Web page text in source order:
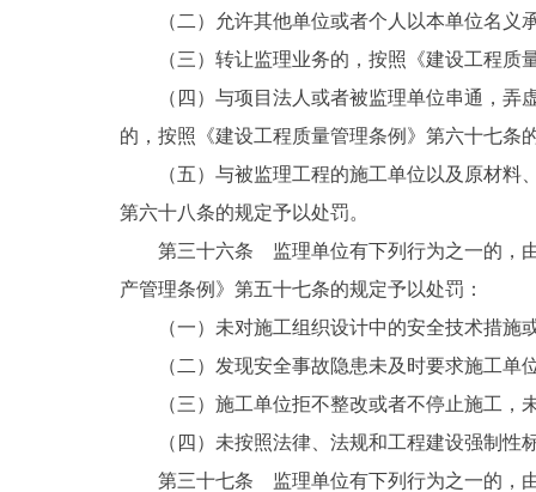
（二）允许其他单位或者个人以本单位名
（三）转让监理业务的，按照《建设工程
（四）与项目法人或者被监理单位串通，
的，按照《建设工程质量管理条例》第六十七条
（五）与被监理工程的施工单位以及原材
第六十八条的规定予以处罚。
第三十六条 监理单位有下列行为之一的，
产管理条例》第五十七条的规定予以处罚：
（一）未对施工组织设计中的安全技术措施
（二）发现安全事故隐患未及时要求施工单
（三）施工单位拒不整改或者不停止施工
（四）未按照法律、法规和工程建设强制性
第三十七条 监理单位有下列行为之一的，